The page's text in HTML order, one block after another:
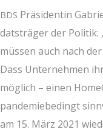
BDS Prä­si­den­tin
dats­trä­ger der Poli­tik:
müs­sen auch nach
Dass Unter­neh­men
mög­lich – einen
pan­de­mie­be­dingt
am 15. März 2021